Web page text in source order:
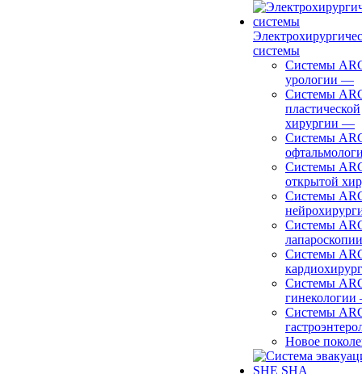
системы
Системы
урологии —
Системы
пластической
хирургии —
Системы
Системы
открытой
Системы
Системы
лапароскопии
Системы
Системы
гинекологии
Системы
Новое